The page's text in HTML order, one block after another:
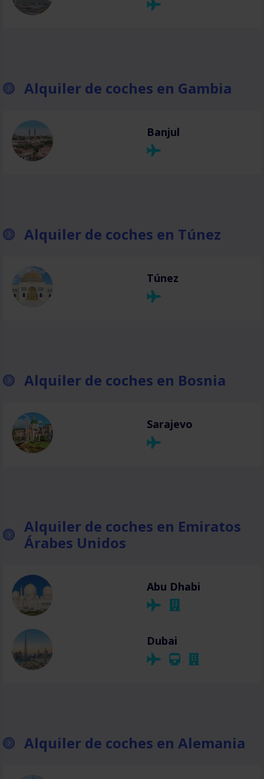
Alquiler de coches en Gambia
Banjul
Alquiler de coches en Túnez
Túnez
Alquiler de coches en Bosnia
Sarajevo
Alquiler de coches en Emiratos
Árabes Unidos
Abu Dhabi
Dubai
Alquiler de coches en Alemania